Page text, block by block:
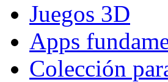
Juegos 3D
Apps
Colección